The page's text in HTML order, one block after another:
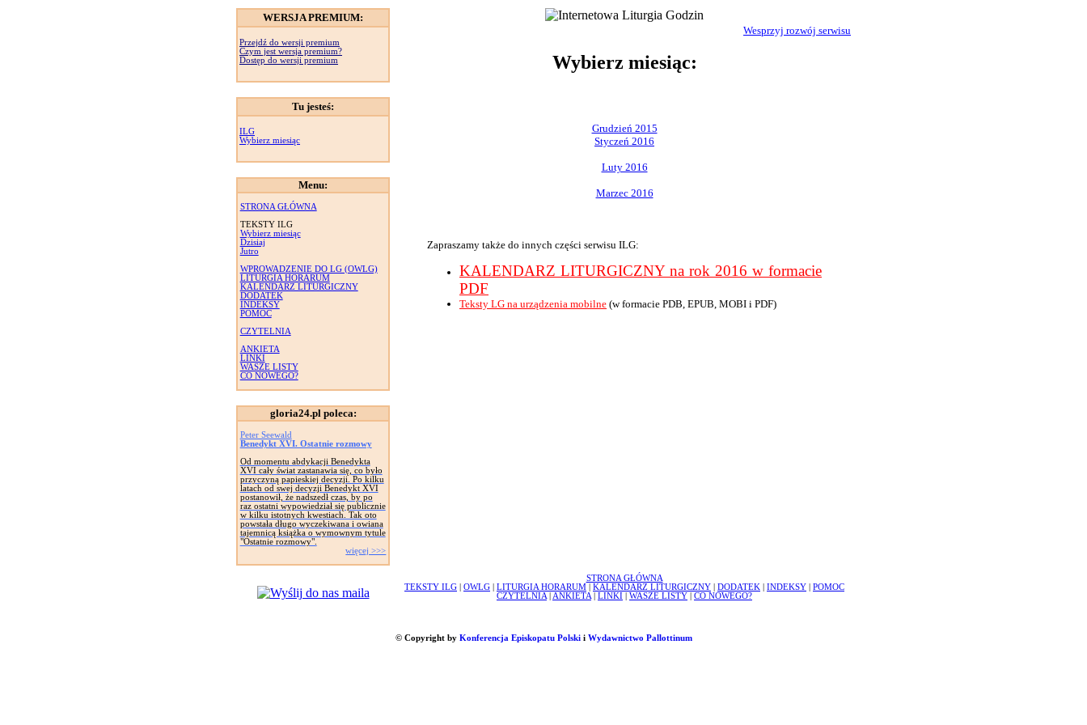
WERSJA PREMIUM:
Przejdź do wersji premium
Czym jest wersja premium?
Dostęp do wersji premium
Tu jesteś:
ILG
Wybierz miesiąc
Menu:
STRONA GŁÓWNA
TEKSTY ILG
Wybierz miesiąc
Dzisiaj
Jutro
WPROWADZENIE DO LG (OWLG)
LITURGIA HORARUM
KALENDARZ LITURGICZNY
DODATEK
INDEKSY
POMOC
CZYTELNIA
ANKIETA
LINKI
WASZE LISTY
CO NOWEGO?
gloria24.pl poleca:
Peter Seewald
Benedykt XVI. Ostatnie rozmowy
Od momentu abdykacji Benedykta
XVI cały świat zastanawia się, co było
przyczyną papieskiej decyzji. Po kilku
latach od swej decyzji Benedykt XVI
postanowił, że nadszedł czas, by po
raz ostatni wypowiedział się publicznie
w kilku istotnych kwestiach. Tak oto
powstała długo wyczekiwana i owiana
tajemnicą książka o wymownym tytule
"Ostatnie rozmowy".
więcej >>>
Wesprzyj rozwój serwisu
Wybierz miesiąc:
Grudzień 2015
Styczeń 2016
Luty 2016
Marzec 2016
Zapraszamy także do innych części serwisu ILG:
KALENDARZ LITURGICZNY na rok 2016 w formacie
PDF
Teksty LG na urządzenia mobilne (w formacie PDB, EPUB, MOBI i PDF)
STRONA GŁÓWNA
TEKSTY ILG
OWLG LITURGIA HORARUM KALENDARZ LITURGICZNY DODATEK INDEKSY
POMOC
CZYTELNIA
ANKIETA LINKI WASZE LISTY CO NOWEGO?
© Copyright by Konferencja Episkopatu Polskii Wydawnictwo Pallottinum